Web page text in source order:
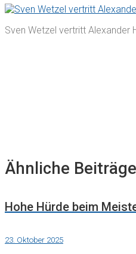
Sven Wetzel vertritt Alexander
Ähnliche Beiträge
Hohe Hürde beim
23. Oktober 2025